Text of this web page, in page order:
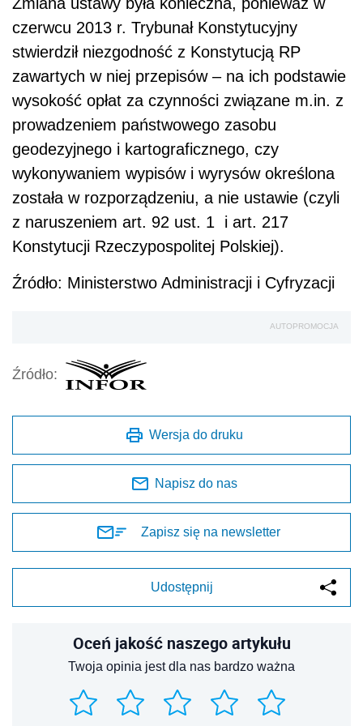
czerwcu 2013 r. Trybunał Konstytucyjny
stwierdził niezgodność z Konstytucją RP
zawartych w niej przepisów – na ich podstawie
wysokość opłat za czynności związane m.in. z
prowadzeniem państwowego zasobu
geodezyjnego i kartograficznego, czy
wykonywaniem wypisów i wyrysów określona
została w rozporządzeniu, a nie ustawie (czyli
z naruszeniem art. 92 ust. 1 i art. 217
Konstytucji Rzeczypospolitej Polskiej).
Źródło: Ministerstwo Administracji i Cyfryzacji
AUTOPROMOCJA
Źródło:
Wersja do druku
Napisz do nas
Zapisz się na newsletter
Udostępnij
Oceń jakość naszego artykułu
Twoja opinia jest dla nas bardzo ważna